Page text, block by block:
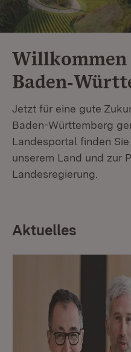
Jetzt für eine gute
Baden-Württemberg
Landesportal finden
unserem Land und zur
Landesregierung.
Aktuelles